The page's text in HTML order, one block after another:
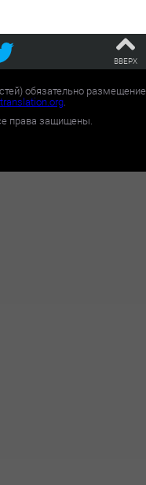
ВВЕРХ
обязательно размещение
.
права защищены.